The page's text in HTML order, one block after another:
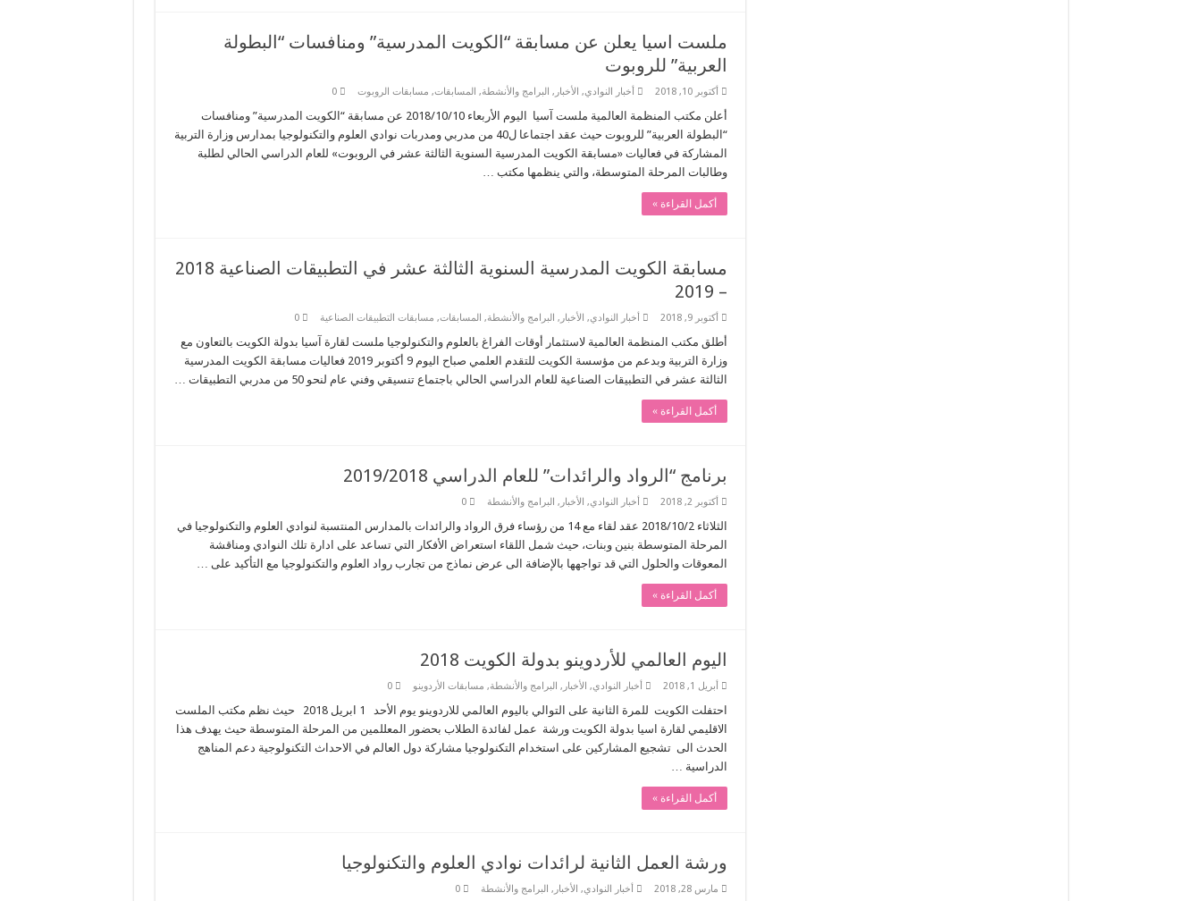
ملست اسيا يعلن عن مسابقة “الكويت المدرسية” ومنافسات “البطولة
العربية” للروبوت
أكتوبر 10, 2018 أخبار النوادي, الأخبار , البرامج والأنشطة, المسابقات, مسابقات الروبوت 0
أعلن مكتب المنظمة العالمية ملست آسيا اليوم الأربعاء 2018/10/10 عن مسابقة “الكويت المدرسية” ومنافسات
“البطولة العربية” للروبوت حيث عقد اجتماعا ل40 من مدربي ومدربات نوادي العلوم والتكنولوجيا بمدارس وزارة التربية
المشاركة في فعاليات «مسابقة الكويت المدرسية السنوية الثالثة عشر في الروبوت» للعام الدراسي الحالي لطلبة
وطالبات المرحلة المتوسطة، والتي ينظمها مكتب …
أكمل القراءة »
مسابقة الكويت المدرسية السنوية الثالثة عشر في التطبيقات الصناعية 2018
– 2019
أكتوبر 9, 2018 أخبار النوادي, الأخبار , البرامج والأنشطة, المسابقات, مسابقات التطبيقات الصناعية 0
أطلق مكتب المنظمة العالمية لاستثمار أوقات الفراغ بالعلوم والتكنولوجيا ملست لقارة آسيا بدولة الكويت بالتعاون مع
وزارة التربية وبدعم من مؤسسة الكويت للتقدم العلمي صباح اليوم 9 أكتوبر 2019 فعاليات مسابقة الكويت المدرسية
الثالثة عشر في التطبيقات الصناعية للعام الدراسي الحالي باجتماع تنسيقي وفني عام لنحو 50 من مدربي التطبيقات …
أكمل القراءة »
برنامج “الرواد والرائدات” للعام الدراسي 2019/2018
أكتوبر 2, 2018 أخبار النوادي, الأخبار , البرامج والأنشطة 0
الثلاثاء 2018/10/2 عقد لقاء مع 14 من رؤساء فرق الرواد والرائدات بالمدارس المنتسبة لنوادي العلوم والتكنولوجيا في
المرحلة المتوسطة بنين وبنات، حيث شمل اللقاء استعراض الأفكار التي تساعد على ادارة تلك النوادي ومناقشة
المعوقات والحلول التي قد تواجهها بالإضافة الى عرض نماذج من تجارب رواد العلوم والتكنولوجيا مع التأكيد على …
أكمل القراءة »
اليوم العالمي للأردوينو بدولة الكويت 2018
أبريل 1, 2018 أخبار النوادي, الأخبار , البرامج والأنشطة, مسابقات الأردوينو 0
احتفلت الكويت للمرة الثانية على التوالي باليوم العالمي للاردوينو يوم الأحد 1 ابريل 2018 حيث نظم مكتب الملست
الاقليمي لقارة اسيا بدولة الكويت ورشة عمل لفائدة الطلاب بحضور المعللمين من المرحلة المتوسطة حيث يهدف هذا
الحدث الى تشجيع المشاركين على استخدام التكنولوجيا مشاركة دول العالم في الاحداث التكنولوجية دعم المناهج
الدراسية …
أكمل القراءة »
ورشة العمل الثانية لرائدات نوادي العلوم والتكنولوجيا
مارس 28, 2018 أخبار النوادي, الأخبار , البرامج والأنشطة 0